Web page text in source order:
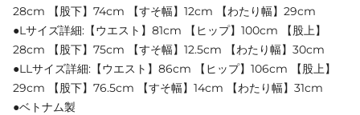
28cm 【股下】74cm 【すそ幅】12cm 【わたり幅】29cm
●Lサイズ詳細:【ウエスト】81cm 【ヒップ】100cm 【股上】
28cm 【股下】75cm 【すそ幅】12.5cm 【わたり幅】30cm
●LLサイズ詳細:【ウエスト】86cm 【ヒップ】106cm 【股上】
29cm 【股下】76.5cm 【すそ幅】14cm 【わたり幅】31cm
●ベトナム製